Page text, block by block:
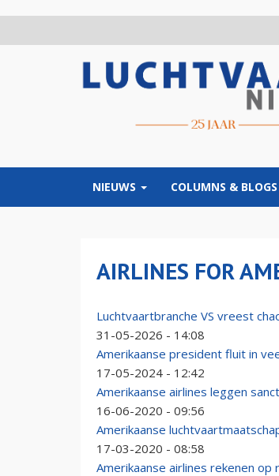
NIEUWS COLUMNS & BLOGS
AIRLINES FOR
Luchtvaartbranche VS vreest
31-05-2026 - 14:08
Amerikaanse president fluit in
17-05-2024 - 12:42
Amerikaanse airlines leggen
16-06-2020 - 09:56
Amerikaanse
17-03-2020 - 08:58
Amerikaanse airlines rekenen